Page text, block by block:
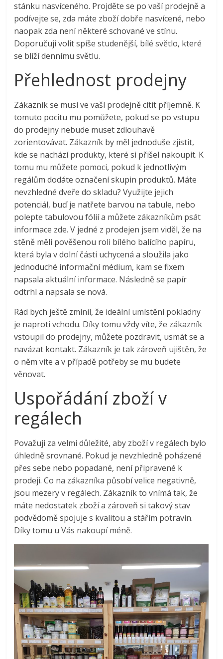
stánku nasvíceného. Projděte se po vaší prodejně a
podívejte se, zda máte zboží dobře nasvícené, nebo
naopak zda není některé schované ve stínu.
Doporučuji volit spíše studenější, bílé světlo, které
se blíží dennímu světlu.
Přehlednost prodejny
Zákazník se musí ve vaší prodejně cítit příjemně. K
tomuto pocitu mu pomůžete, pokud se po vstupu
do prodejny nebude muset zdlouhavě
zorientovávat. Zákazník by měl jednoduše zjistit,
kde se nachází produkty, které si přišel nakoupit. K
tomu mu můžete pomoci, pokud k jednotlivým
regálům dodáte označení skupin produktů. Máte
nevzhledné dveře do skladu? Využijte jejich
potenciál, buď je natřete barvou na tabule, nebo
polepte tabulovou fólií a můžete zákazníkům psát
informace zde. V jedné z prodejen jsem viděl, že na
stěně měli pověšenou roli bílého balícího papíru,
která byla v dolní části uchycená a sloužila jako
jednoduché informační médium, kam se fixem
napsala aktuální informace. Následně se papír
odtrhl a napsala se nová.
Rád bych ještě zmínil, že ideální umístění pokladny
je naproti vchodu. Díky tomu vždy víte, že zákazník
vstoupil do prodejny, můžete pozdravit, usmát se a
navázat kontakt. Zákazník je tak zároveň ujištěn, že
o něm víte a v případě potřeby se mu budete
věnovat.
Uspořádání zboží v
regálech
Považuji za velmi důležité, aby zboží v regálech bylo
úhledně srovnané. Pokud je nevzhledně poházené
přes sebe nebo popadané, není připravené k
prodeji. Co na zákazníka působí velice negativně,
jsou mezery v regálech. Zákazník to vnímá tak, že
máte nedostatek zboží a zároveň si takový stav
podvědomě spojuje s kvalitou a stářím potravin.
Díky tomu u Vás nakoupí méně.